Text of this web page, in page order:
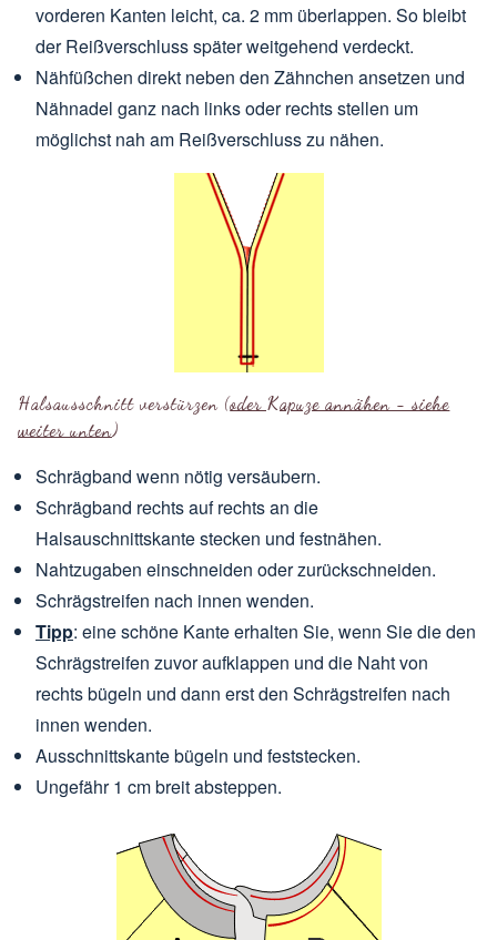
vorderen Kanten leicht, ca. 2 mm überlappen. So bleibt
der Reißverschluss später weitgehend verdeckt.
Nähfüßchen direkt neben den Zähnchen ansetzen und
Nähnadel ganz nach links oder rechts stellen um
möglichst nah am Reißverschluss zu nähen.
Halsausschnitt verstürzen (oder Kapuze annähen - siehe
weiter unten)
Schrägband wenn nötig versäubern.
Schrägband rechts auf rechts an die
Halsauschnittskante stecken und festnähen.
Nahtzugaben einschneiden oder zurückschneiden.
Schrägstreifen nach innen wenden.
Tipp: eine schöne Kante erhalten Sie, wenn Sie die den
Schrägstreifen zuvor aufklappen und die Naht von
rechts bügeln und dann erst den Schrägstreifen nach
innen wenden.
Ausschnittskante bügeln und feststecken.
Ungefähr 1 cm breit absteppen.